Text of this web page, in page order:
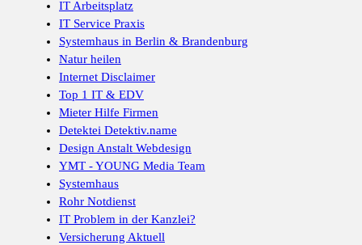
IT Arbeitsplatz
IT Service Praxis
Systemhaus in Berlin & Brandenburg
Natur heilen
Internet Disclaimer
Top 1 IT & EDV
Mieter Hilfe Firmen
Detektei Detektiv.name
Design Anstalt Webdesign
YMT - YOUNG Media Team
Systemhaus
Rohr Notdienst
IT Problem in der Kanzlei?
Versicherung Aktuell